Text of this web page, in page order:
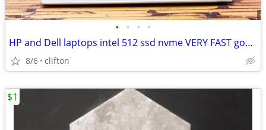
• • • •
HP and Dell laptops intel 512 ssd nvme VERY FAST good condition ***
8/6 clifton
$1